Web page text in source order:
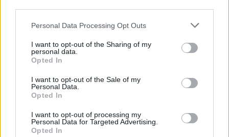
Personal Data Processing Opt Outs
I want to opt-out of the Sharing of my
personal data.
Opted In
I want to opt-out of the Sale of my
Personal Data.
Opted In
I want to opt-out of processing my
Personal Data for Targeted Advertising.
Opted In